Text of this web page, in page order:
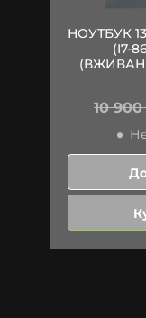
НОУТБУК
(I7-
10